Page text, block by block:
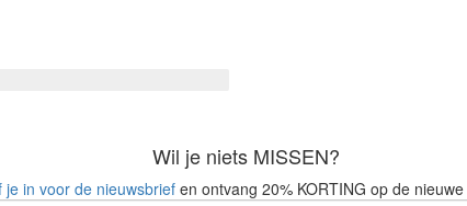
Wil je niets MISSEN?
je in voor de nieuwsbriefen ontvang 20% KORTING op de nieuwe